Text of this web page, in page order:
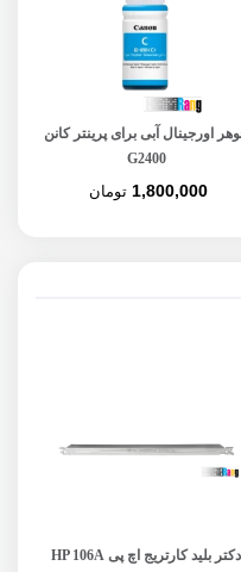
جوهر اورجینال آبی برای پرینتر کانن
G2400
1,800,000